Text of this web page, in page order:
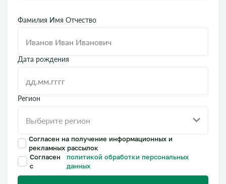
Фамилия Имя Отчество
Дата рождения
Регион
Согласен на получение информационных и
рекламных рассылок
Согласен
с
политикой обработки персональных
данных